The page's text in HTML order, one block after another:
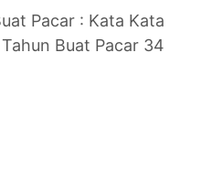
Pacar : Kata Kata
Buat Pacar 34